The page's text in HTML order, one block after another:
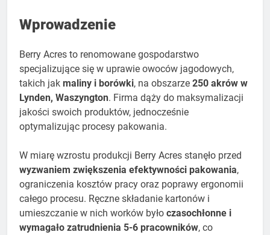
Wprowadzenie
Berry Acres to renomowane gospodarstwo
specjalizujące się w uprawie owoców jagodowych,
takich jak maliny i borówki, na obszarze 250 akrów w
Lynden, Waszyngton. Firma dąży do maksymalizacji
jakości swoich produktów, jednocześnie
optymalizując procesy pakowania.
W miarę wzrostu produkcji Berry Acres stanęło przed
wyzwaniem zwiększenia efektywności pakowania,
ograniczenia kosztów pracy oraz poprawy ergonomii
całego procesu. Ręczne składanie kartonów i
umieszczanie w nich worków było czasochłonne i
wymagało zatrudnienia 5-6 pracowników, co